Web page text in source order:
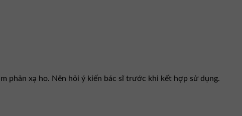
phản xạ ho. Nên hỏi ý kiến bác sĩ trước khi kết hợp sử dụng.